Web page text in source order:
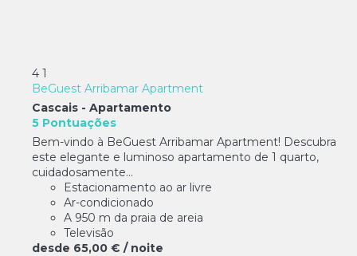
4 1
BeGuest Arribamar Apartment
Cascais - Apartamento
5 Pontuações
Bem-vindo à BeGuest Arribamar Apartment! Descubra
este elegante e luminoso apartamento de 1 quarto,
cuidadosamente...
Estacionamento ao ar livre
Ar-condicionado
A 950 m da praia de areia
Televisão
desde 65,00 € / noite